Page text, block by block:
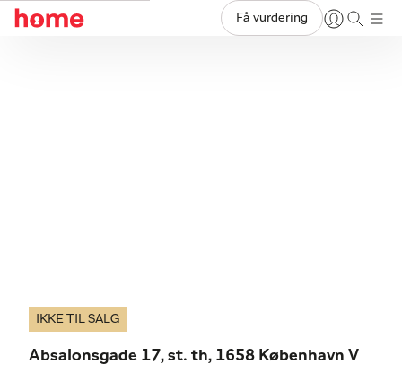
Få vurdering
IKKE TIL SALG
Absalonsgade 17, st. th, 1658 København V